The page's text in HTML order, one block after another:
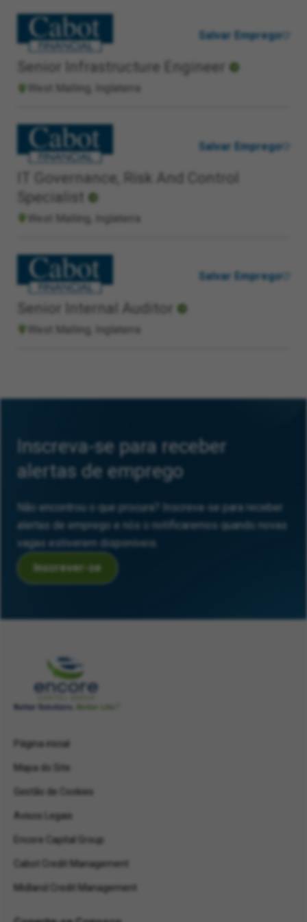
Senior Infrastructure Engineer
West Malling, Inglaterra
Salvar Emprego
IT Governance, Risk And Control
Specialist
West Malling, Inglaterra
Salvar Emprego
Senior Internal Auditor
West Malling, Inglaterra
Salvar Emprego
Inscreva-se para receber
alertas de emprego
Não encontrou o que procura? Inscreva-se para receber
alertas de emprego e nós o notificaremos quando novas
vagas estiverem disponíveis.
Inscrever-se
Página inicial
Mapa do Site
Gestão de Cookies
Avisos Legais
Encore Capital Group
Cabot Credit Management
Midland Credit Management